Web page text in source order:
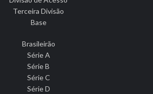
Terceira Divisão
Base
Brasileirão
Série A
Série B
Série C
Série D